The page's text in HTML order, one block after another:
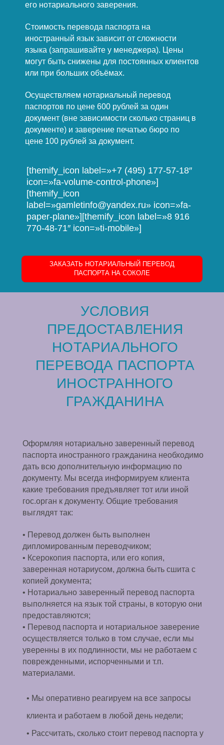
его нотариального заверения.
Стоимость перевода паспорта на
иностранный язык зависит от сложности
языка (запрашивайте у менеджера). Цены
могут быть снижены для постоянных клиентов
или при больших объёмах.
Осуществляем нотариальный перевод
паспортов по цене 600 рублей за один
документ (вне зависимости сколько страниц в
документе) и заверение печатью бюро по
цене 100 рублей за документ.
[themify_icon label=»+7 (495) 177-57-18″
icon=»fa-volume-control-phone»]
[themify_icon
label=»gamletinfo@yandex.ru» icon=»fa-
paper-plane»][themify_icon label=»8 916
770-48-71″ icon=»ti-mobile»]
ЗАКАЗАТЬ НОТАРИАЛЬНЫЙ ПЕРЕВОД
ПАСПОРТА НА СОКОЛЕ
УСЛОВИЯ
ПРЕДОСТАВЛЕНИЯ
НОТАРИАЛЬНОГО
ПЕРЕВОДА ПАСПОРТА
ИНОСТРАННОГО
ГРАЖДАНИНА
Оформляя нотариально заверенный перевод
паспорта иностранного гражданина необходимо
дать всю дополнительную информацию по
документу. Мы всегда информируем клиента
какие требования предъявляет тот или иной
гос.орган к документу. Общие требования
выглядят так:
• Перевод должен быть выполнен
дипломированным переводчиком;
• Ксерокопия паспорта, или его копия,
заверенная нотариусом, должна быть сшита с
копией документа;
• Нотариально заверенный перевод паспорта
выполняется на язык той страны, в которую они
предоставляются;
• Перевод паспорта и нотариальное заверение
осуществляется только в том случае, если мы
уверенны в их подлинности, мы не работаем с
поврежденными, испорченными и т.п.
материалами.
• Мы оперативно реагируем на все запросы
клиента и работаем в любой день недели;
• Рассчитать, сколько стоит перевод паспорта у